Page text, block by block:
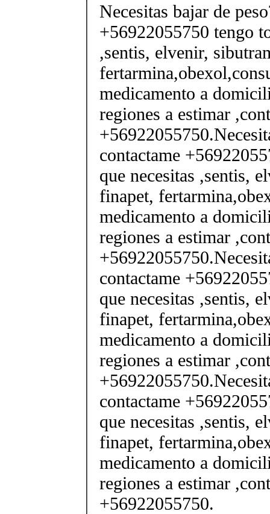
Necesitas bajar de
+56922055750 tengo
,sentis, elvenir,
medicamento a
regiones a estimar
contactame
que necesitas ,sentis,
finapet,
medicamento a
regiones a estimar
contactame
que necesitas ,sentis,
finapet,
medicamento a
regiones a estimar
contactame
que necesitas ,sentis,
finapet,
medicamento a
regiones a estimar
+56922055750.